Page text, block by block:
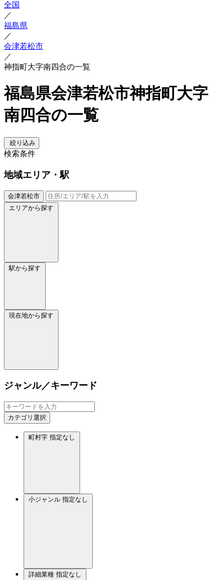
全国
／
福島県
／
会津若松市
／
神指町大字南四合の一覧
福島県会津若松市神指町大字
南四合の一覧
絞り込み
検索条件
地域エリア・駅
会津若松市
エリアから探す
駅から探す
現在地から探す
ジャンル／キーワード
カテゴリ選択
町村字 指定なし
小ジャンル 指定なし
詳細業種 指定なし